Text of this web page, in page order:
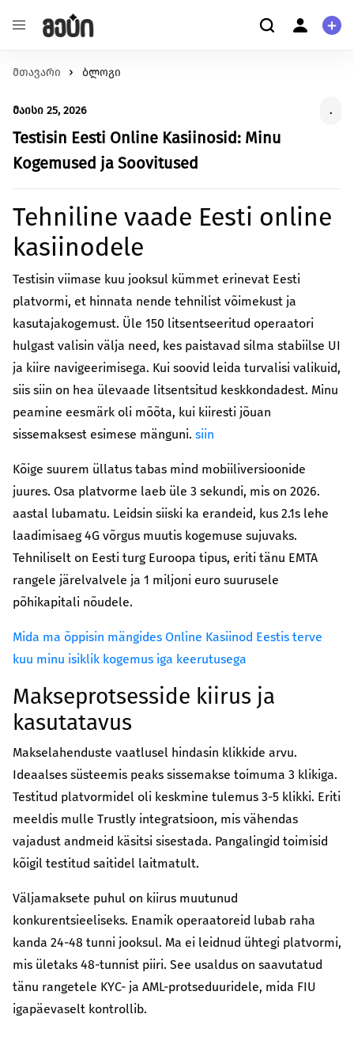
განათლება
ხელმისაწვდომობა
ჯანმრთელობა
შექმენი გარემო უკეთესი მენტალური და ფიზიკური
ჯანმრთელობისთვის.
იზრუნე დედამიწის მომავლზე და დაუჭირე მხარი
გარემოსდაცვით ინიციატივებს
სტარტაპი
გააძლიერე უნიკალური პროდუქტები და შექმენი
ინოვაციები.
ცხოველებზე ზრუნვა
კულტურა/ხელოვნება
შექმენი კულტურულ სივრცეები, განავითარე
კრეატიულობა შენს თემში
გაეცი მეტი
თქვენი მხარდაჭერით შევძლებთ მეტი
უზრუნველყოფას
ყველა ინიციატივა
ჩვენ შესახებ
მომხმარებელი
კითხვა-პასუხი
პერსონალური ინფორმაცია
გაეცანი სახელმძღვანელოს ქრაუდფანდინგის
შესახებ
წაიკითხე მეტი
მთავარი ბლოგი
Testisin Eesti Online Kasiinosid: Minu
Kogemused ja Soovitused
მაისი 25, 2026 .
Tehniline vaade Eesti online
kasiinodele
Testisin viimase kuu jooksul kümmet erinevat Eesti
platvormi, et hinnata nende tehnilist võimekust ja
kasutajakogemust. Üle 150 litsentseeritud operaatori
hulgast valisin välja need, kes paistavad silma stabiilse UI
ja kiire navigeerimisega. Kui soovid leida turvalisi valikuid,
siis siin on hea ülevaade litsentsitud keskkondadest. Minu
peamine eesmärk oli mõõta, kui kiiresti jõuan
sissemaksest esimese mänguni. siin
Kõige suurem üllatus tabas mind mobiiliversioonide
juures. Osa platvorme laeb üle 3 sekundi, mis on 2026.
aastal lubamatu. Leidsin siiski ka erandeid, kus 2.1s lehe
laadimisaeg 4G võrgus muutis kogemuse sujuvaks.
Tehniliselt on Eesti turg Euroopa tipus, eriti tänu EMTA
rangele järelvalvele ja 1 miljoni euro suurusele
põhikapitali nõudele.
Mida ma õppisin mängides Online Kasiinod Eestis terve
kuu minu isiklik kogemus iga keerutusega
Makseprotsesside kiirus ja
kasutatavus
Makselahenduste vaatlusel hindasin klikkide arvu.
Ideaalses süsteemis peaks sissemakse toimuma 3 klikiga.
Testitud platvormidel oli keskmine tulemus 3-5 klikki. Eriti
meeldis mulle Trustly integratsioon, mis vähendas
vajadust andmeid käsitsi sisestada. Pangalingid toimisid
kõigil testitud saitidel laitmatult.
Väljamaksete puhul on kiirus muutunud
konkurentsieeliseks. Enamik operaatoreid lubab raha
kanda 24-48 tunni jooksul. Ma ei leidnud ühtegi platvormi,
mis ületaks 48-tunnist piiri. See usaldus on saavutatud
tänu rangetele KYC- ja AML-protseduuridele, mida FIU
igapäevaselt kontrollib.